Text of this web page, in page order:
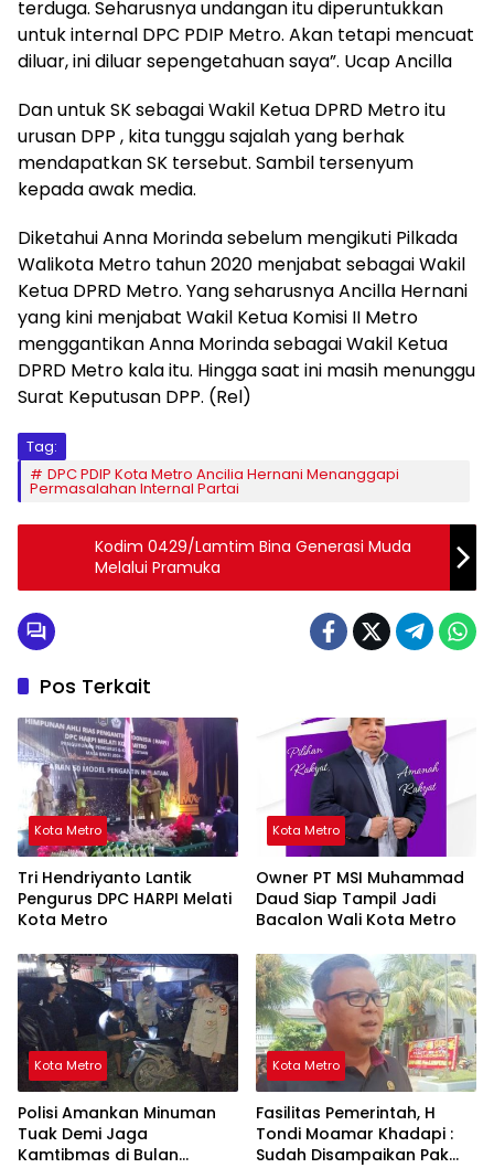
terduga. Seharusnya undangan itu diperuntukkan
untuk internal DPC PDIP Metro. Akan tetapi mencuat
diluar, ini diluar sepengetahuan saya”. Ucap Ancilla
Dan untuk SK sebagai Wakil Ketua DPRD Metro itu
urusan DPP , kita tunggu sajalah yang berhak
mendapatkan SK tersebut. Sambil tersenyum
kepada awak media.
Diketahui Anna Morinda sebelum mengikuti Pilkada
Walikota Metro tahun 2020 menjabat sebagai Wakil
Ketua DPRD Metro. Yang seharusnya Ancilla Hernani
yang kini menjabat Wakil Ketua Komisi II Metro
menggantikan Anna Morinda sebagai Wakil Ketua
DPRD Metro kala itu. Hingga saat ini masih menunggu
Surat Keputusan DPP. (Rel)
Tag:
DPC PDIP Kota Metro Ancilia Hernani Menanggapi
Permasalahan Internal Partai
Kodim 0429/Lamtim Bina Generasi Muda
Melalui Pramuka
Pos Terkait
Kota Metro
Tri Hendriyanto Lantik
Pengurus DPC HARPI Melati
Kota Metro
Kota Metro
Owner PT MSI Muhammad
Daud Siap Tampil Jadi
Bacalon Wali Kota Metro
Kota Metro
Polisi Amankan Minuman
Tuak Demi Jaga
Kamtibmas di Bulan
Kota Metro
Fasilitas Pemerintah, H
Tondi Moamar Khadapi :
Sudah Disampaikan Pak